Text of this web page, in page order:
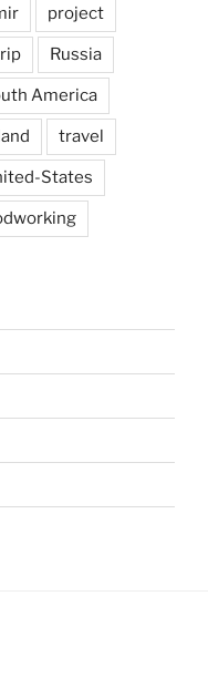
project
Russia
America
travel
States